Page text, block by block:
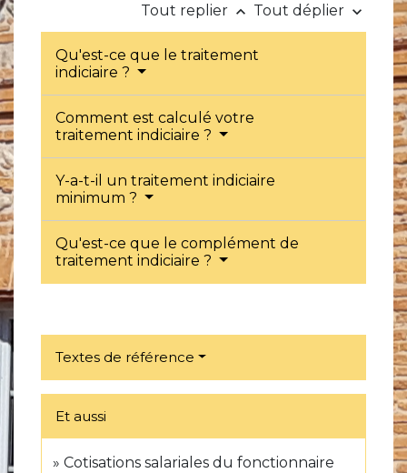
Tout replier keyboard_arrow_up Tout déplier keyboard_arrow_down
Qu'est-ce que le traitement
indiciaire ?
Comment est calculé votre
traitement indiciaire ?
Y-a-t-il un traitement indiciaire
minimum ?
Qu'est-ce que le complément de
traitement indiciaire ?
Textes de référence
Et aussi
Cotisations salariales du fonctionnaire